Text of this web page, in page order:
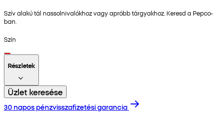
Szív alakú tál nassolnivalókhoz vagy apróbb tárgyakhoz. Keresd a Pepco-
ban.
Szín
Részletek
Üzlet keresése
30 napos pénzvisszafizetési garancia